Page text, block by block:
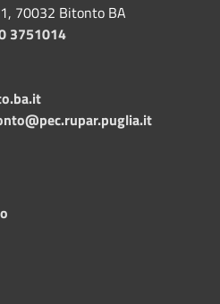
70032 Bitonto BA
3751014